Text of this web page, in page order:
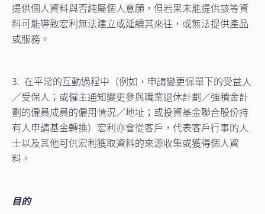
提供個人資料與否純屬個人意願，但若果未能提供該等資
料可能導致宏利無法建立或延續其來往，或無法提供產品
或服務。
3. 在平常的互動過程中（例如，申請變更保單下的受益人
／受保人；或僱主通知變更參與職業退休計劃／強積金計
劃的僱員成員的僱用情況／地址；或投資基金聯合股份持
有人申請基金轉換）宏利亦會從客戶，代表客戶行事的人
士以及其他可供宏利獲取資料的來源收集或獲得個人資
料。
目的